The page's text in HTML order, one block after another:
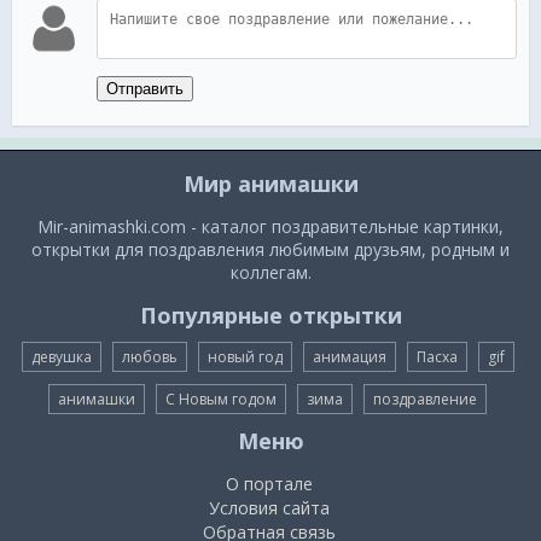
Отправить
Мир анимашки
Mir-animashki.com - каталог поздравительные картинки,
открытки для поздравления любимым друзьям, родным и
коллегам.
Популярные открытки
девушка любовь новый год анимация Пасха gif
анимашки С Новым годом зима поздравление
Меню
О портале
Условия сайта
Обратная связь